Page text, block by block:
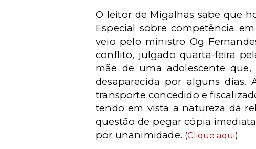
O leitor de Migalhas sabe que
Especial sobre competência
veio pelo ministro Og
conflito, julgado quarta-feira
mãe de uma adolescente
desaparecida por alguns dias.
transporte concedido e
tendo em vista a natureza da
questão de pegar cópia
por unanimidade. (Clique aqui)